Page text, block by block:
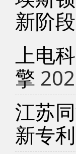
新阶段
上电
擎
江苏
新专利